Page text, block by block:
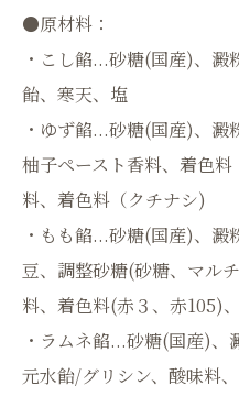
●原材料：
・こし餡...砂糖(国産)、
飴、寒天、塩
・ゆず餡...砂糖(国産)、澱
柚子ペースト香料、着色
料、着色料（クチナシ)
・もも餡...砂糖(国産)、
豆、調整砂糖(砂糖、マル
料、着色料(赤３、赤105)
・ラムネ餡...砂糖(国産)
元水飴/グリシン、酸味料